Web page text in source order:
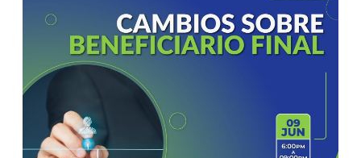
Final
SUNAT